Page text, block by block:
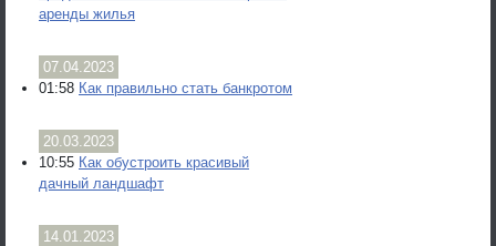
аренды жилья
07.04.2023
01:58 Как правильно стать банкротом
20.03.2023
10:55 Как обустроить красивый
дачный ландшафт
14.01.2023